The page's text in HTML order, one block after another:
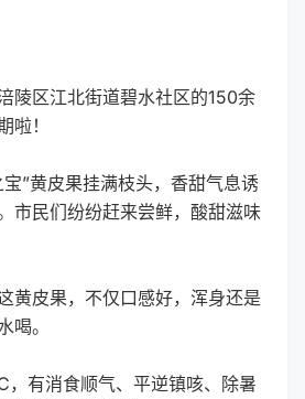
陵区江北街道碧水社区的150余
啦！
”黄皮果挂满枝头，香甜气息诱
市民们纷纷赶来尝鲜，酸甜滋味
黄皮果，不仅口感好，浑身还是
喝。
，有消食顺气、平逆镇咳、除暑